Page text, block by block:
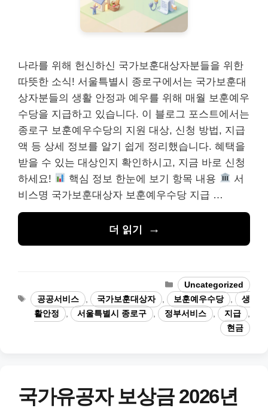
나라를 위해 헌신하신 국가보훈대상자분들을 위한
따뜻한 소식! 서울특별시 종로구에서는 국가보훈대
상자분들의 생활 안정과 예우를 위해 매월 보훈예우
수당을 지급하고 있습니다. 이 블로그 포스트에서는
종로구 보훈예우수당의 지원 대상, 신청 방법, 지급
액 등 상세 정보를 알기 쉽게 정리했습니다. 혜택을
받을 수 있는 대상인지 확인하시고, 지금 바로 신청
하세요!
핵심 정보 한눈에 보기 항목 내용
서
비스명 국가보훈대상자 보훈예우수당 지급 …
더 읽기
카
테
고
리
Uncategorized
태
그
공공서비스 국가보훈대상자 보훈예우수당
생
활안정
서울특별시 종로구 정부서비스 지급
현금
국가유공자 보상금 2026년